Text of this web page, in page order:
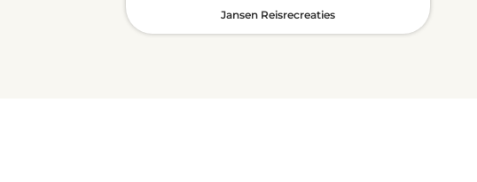
Jansen Reisrecreaties